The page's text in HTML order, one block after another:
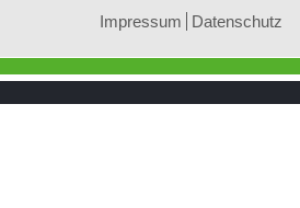
Impressum Datenschutz